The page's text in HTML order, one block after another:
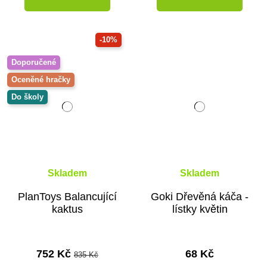
-10%
Doporučené
Oceněné hračky
Do školy
Skladem
PlanToys Balancující
kaktus
752 Kč 835 Kč
Skladem
Goki Dřevěná káča -
lístky květin
68 Kč